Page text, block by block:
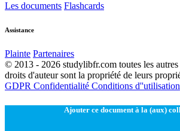
Les documents Flashcards
Assistance
Plainte Partenaires
© 2013 - 2026 studylibfr.com toutes les autres
droits d'auteur sont la propriété de leurs
GDPR Confidentialité Conditions d''utilisation
Ajouter ce document à la (aux)